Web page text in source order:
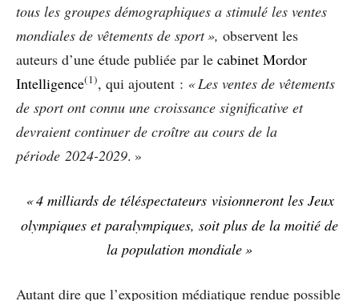
tous les groupes démographiques a stimulé les ventes
mondiales de vêtements de sport », observent les
auteurs d’une étude publiée par le cabinet Mordor
Intelligence(1), qui ajoutent : « Les ventes de vêtements
de sport ont connu une croissance significative et
devraient continuer de croître au cours de la
période 2024-2029. »
«4 milliards de téléspectateurs visionneront les Jeux
olympiques et paralympiques, soit plus de la moitié de
la population mondiale »
Autant dire que l’exposition médiatique rendue possible